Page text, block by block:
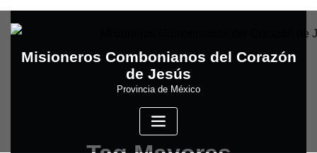
to
Misioneros Combonianos del Corazón
de Jesús
Provincia de México